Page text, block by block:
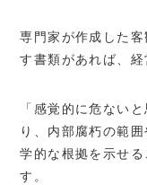
専門家が作成した
す書類があれば、経
「感覚的に危ない
り、内部腐朽の範
学的な根拠を示せ
す。